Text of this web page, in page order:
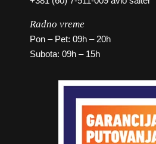
Radno vreme
Pon – Pet: 09h – 20h
Subota: 09h – 15h